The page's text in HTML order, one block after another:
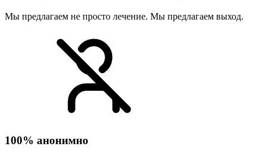
Мы предлагаем не просто лечение. Мы предлагаем выход.
100% анонимно